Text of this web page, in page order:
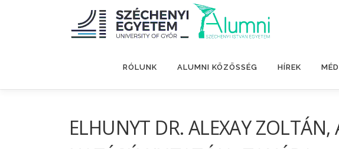
RÓLUNK ALUMNI KÖZÖSSÉG HÍREK
ELHUNYT DR. ALEXAY ZOLTÁN,